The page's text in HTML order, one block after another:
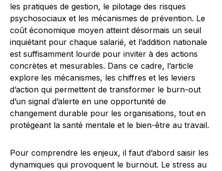
les pratiques de gestion, le pilotage des risques
psychosociaux et les mécanismes de prévention. Le
coût économique moyen atteint désormais un seuil
inquiétant pour chaque salarié, et l’addition nationale
est suffisamment lourde pour inviter à des actions
concrètes et mesurables. Dans ce cadre, l’article
explore les mécanismes, les chiffres et les leviers
d’action qui permettent de transformer le burn-out
d’un signal d’alerte en une opportunité de
changement durable pour les organisations, tout en
protégeant la santé mentale et le bien-être au travail.
Pour comprendre les enjeux, il faut d’abord saisir les
dynamiques qui provoquent le burnout. Le stress au